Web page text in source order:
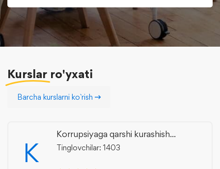
Kurslar ro'yxati
Barcha kurslarni ko`rish
K
Korrupsiyaga qarshi kurashish...
Tinglovchilar: 1403